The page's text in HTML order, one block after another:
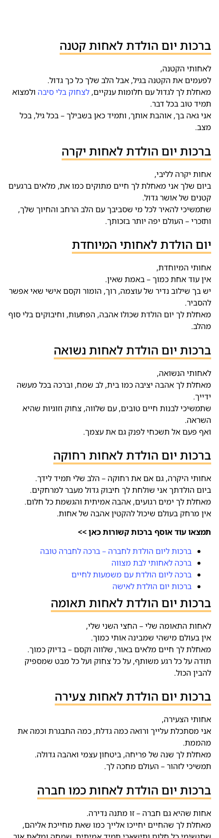
ברכות יום הולדת לאחות קטנה
לאחותי הקטנה,
לפעמים את הקטנה בגיל, אבל הלב שלך כל כך גדול.
מאחלת לך לגדול עם חלומות ענקיים, לצחוק בלי סיבה ולמצוא
תמיד טוב בכל דבר.
אני גאה בך, אוהבת אותך, ותמיד כאן בשבילך – בכל גיל, בכל
מצב.
ברכות יום הולדת לאחות יקרה
אחות יקרה לליבי,
ביום שלך אני מאחלת לך חיים מתוקים כמו את, מלאים ברגעים
קטנים של אושר גדול.
שתמשיכי להאיר לכל מי שסביבך עם הלב הרחב והחיוך שלך,
ותזכרי – העולם יפה יותר בזכותך.
יום הולדת לאחותי המיוחדת
אחותי המיוחדת,
אין עוד אחת כמוך – באמת שאין.
יש בך שילוב נדיר של עוצמה, רוך, הומור וקסם אישי שאי אפשר
להסביר.
מאחלת לך יום הולדת שכולו אהבה, הפתעות, וחיבוקים בלי סוף
מהלב.
ברכות יום הולדת לאחות נשואה
לאחותי הנשואה,
מאחלת לך אהבה יציבה כמו בית, לב שמח, וברכה בכל מעשה
ידייך.
שתמשיכי לבנות חיים טובים, עם שלווה, צחוק וזוגיות שהיא
השראה.
ואף פעם אל תשכחי לפנק גם את עצמך.
ברכות יום הולדת לאחות רחוקה
אחותי היקרה, גם אם את רחוקה – הלב שלי תמיד לידך.
ביום הולדתך אני שולחת לך חיבוק גדול מעבר למרחקים.
מאחלת לך ימים רגועים, אהבה אמיתית והגשמת כל חלום.
אין מרחק בעולם שיכול להקטין אהבה של אחות.
תמצאו עוד אוסף ברכות קשורות כאן >>
ברכות ליום הולדת לחברה – ברכה לחברה טובה
ברכה לאחותי לבת מצווה
ברכה ליום הולדת עם משמעות לחיים
ברכות יום הולדת לאישה
ברכות יום הולדת לאחות תאומה
לאחות התאומה שלי – החצי השני שלי,
אין בעולם מישהי שמבינה אותי כמוך.
מאחלת לך חיים מלאים באור, שלווה וקסם – בדיוק כמוך.
תודה על כל רגע משותף, על כל צחוק ועל כל מבט שמספיק
להבין הכול.
ברכות יום הולדת לאחות צעירה
אחותי הצעירה,
אני מסתכלת עלייך ורואה כמה גדלת, כמה התבגרת וכמה את
מהממת.
מאחלת לך שנה של פריחה, ביטחון עצמי ואהבה גדולה.
תמשיכי לזהור – העולם מחכה לך.
ברכות יום הולדת לאחות כמו חברה
אחות שהיא גם חברה – זו מתנה נדירה.
מאחלת לך שהחיים יחייכו אלייך כמו שאת מחייכת אליהם,